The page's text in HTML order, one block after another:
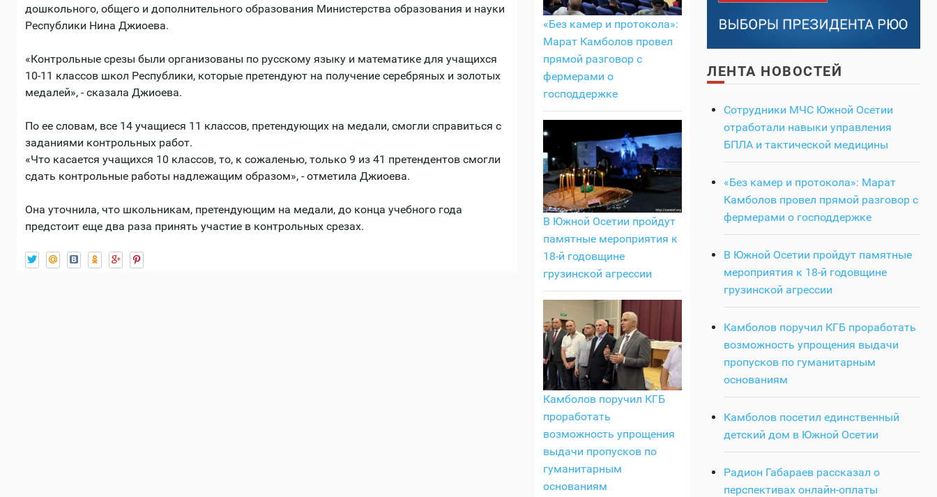
дошкольного, общего и дополнительного образования Министерства образования и науки
Республики Нина Джиоева.
«Контрольные срезы были организованы по русскому языку и математике для учащихся
10-11 классов школ Республики, которые претендуют на получение серебряных и золотых
медалей», - сказала Джиоева.
По ее словам, все 14 учащиеся 11 классов, претендующих на медали, смогли справиться с
заданиями контрольных работ.
«Что касается учащихся 10 классов, то, к сожаленью, только 9 из 41 претендентов смогли
сдать контрольные работы надлежащим образом», - отметила Джиоева.
Она уточнила, что школьникам, претендующим на медали, до конца учебного года
предстоит еще два раза принять участие в контрольных срезах.
«Без камер и протокола»:
Марат Камболов провел
прямой разговор с
фермерами о
господдержке
В Южной Осетии пройдут
памятные мероприятия к
18-й годовщине
грузинской агрессии
Камболов поручил КГБ
проработать
возможность упрощения
выдачи пропусков по
гуманитарным
основаниям
ЛЕНТА НОВОСТЕЙ
Сотрудники МЧС Южной Осетии
отработали навыки управления
БПЛА и тактической медицины
«Без камер и протокола»: Марат
Камболов провел прямой разговор с
фермерами о господдержке
В Южной Осетии пройдут памятные
мероприятия к 18-й годовщине
грузинской агрессии
Камболов поручил КГБ проработать
возможность упрощения выдачи
пропусков по гуманитарным
основаниям
Камболов посетил единственный
детский дом в Южной Осетии
Радион Габараев рассказал о
перспективах онлайн-оплаты